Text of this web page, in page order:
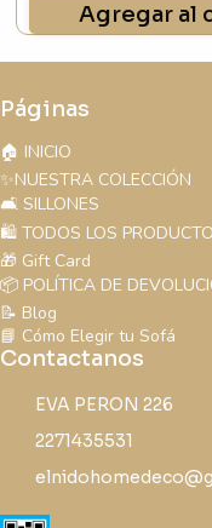
Agregar al
Páginas
🏠 INICIO
✨NUESTRA COLECCIÓN
🛋️ SILLONES
🛍️ TODOS LOS
🎁 Gift Card
📦 POLÍTICA DE
📝 Blog
📘 Cómo Elegir tu Sofá
Contactanos
EVA PERON 226
2271435531